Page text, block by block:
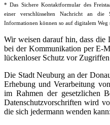
* Das Sichere Kontaktformular des
einer verschlüsselten Nachricht an
Informationen können so auf digitalem Weg
Wir weisen darauf hin, dass die
bei der Kommunikation per E-
lückenloser Schutz vor
Die Stadt Neuburg an der
Erhebung und Verarbeitung
im Rahmen der gesetzlichen
Datenschutzvorschriften wird
die sich jedermann wenden kann: